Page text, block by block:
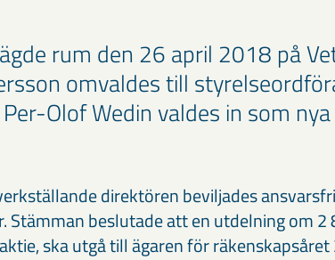
rum den 26 april 2018 på
omvaldes till
Olof Wedin valdes in som nya
direktören beviljades
Stämman beslutade att en utdelning om 2
ska utgå till ägaren för räkenskapsåret